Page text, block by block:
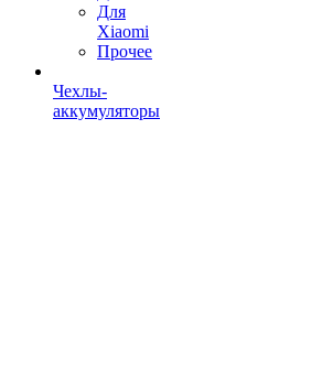
Для
Xiaomi
Прочее
Чехлы-
аккумуляторы